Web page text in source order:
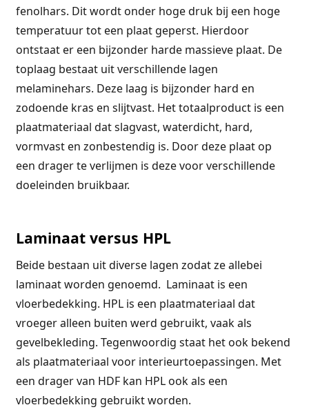
fenolhars. Dit wordt onder hoge druk bij een hoge
temperatuur tot een plaat geperst. Hierdoor
ontstaat er een bijzonder harde massieve plaat. De
toplaag bestaat uit verschillende lagen
melaminehars. Deze laag is bijzonder hard en
zodoende kras en slijtvast. Het totaalproduct is een
plaatmateriaal dat slagvast, waterdicht, hard,
vormvast en zonbestendig is. Door deze plaat op
een drager te verlijmen is deze voor verschillende
doeleinden bruikbaar.
Laminaat versus HPL
Beide bestaan uit diverse lagen zodat ze allebei
laminaat worden genoemd. Laminaat is een
vloerbedekking. HPL is een plaatmateriaal dat
vroeger alleen buiten werd gebruikt, vaak als
gevelbekleding. Tegenwoordig staat het ook bekend
als plaatmateriaal voor interieurtoepassingen. Met
een drager van HDF kan HPL ook als een
vloerbedekking gebruikt worden.